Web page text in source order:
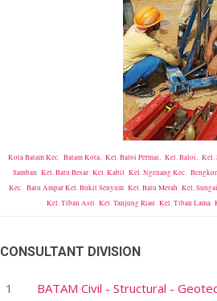
Kota Batam Kec. Batam Kota, Kel. Baloi Permai, Kel. Baloi,
Sambau Kel. Batu Besar Kel. Kabil Kel. Ngenang Kec.
Kec. Batu Ampar Kel. Bukit Senyum Kel. Batu Merah Kel.
Kel. Tiban Asri Kel. Tanjung Riau Kel. Tiban Lama
CONSULTANT DIVISION
BATAM Civil - Structural -